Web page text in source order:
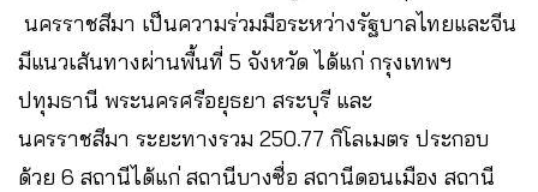
นครราชสีมา เป็นความร่วมมือระหว่างรัฐบาลไทยและจีน
มีแนวเส้นทางผ่านพื้นที่ 5 จังหวัด ได้แก่ กรุงเทพฯ
ปทุมธานี พระนครศรีอยุธยา สระบุรี และ
นครราชสีมา ระยะทางรวม 250.77 กิโลเมตร ประกอบ
ด้วย 6 สถานีได้แก่ สถานีบางซื่อ สถานีดอนเมือง สถานี